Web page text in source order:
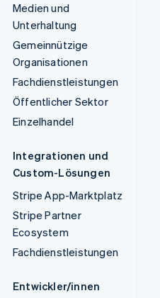
Medien und
Unterhaltung
Gemeinnützige
Organisationen
Fachdienstleistungen
Öffentlicher Sektor
Einzelhandel
Integrationen und
Custom-Lösungen
Stripe App-Marktplatz
Stripe Partner
Ecosystem
Fachdienstleistungen
Entwickler/innen